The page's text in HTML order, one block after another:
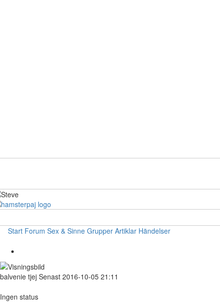
Start Forum Sex & Sinne Grupper Artiklar Händelser
balvenie tjej Senast 2016-10-05 21:11
Ingen status